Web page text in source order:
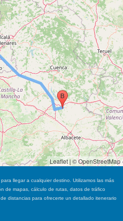
Leaflet|© OpenStreetMap
llegar a cualquier destino. Utilizamos las más
de mapas, cálculo de rutas, datos de tráfico
distancias para ofrecerte un detallado itenerario